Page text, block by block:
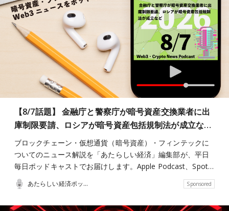
【8/7話題】 金融庁と警察庁が暗号資産交換業者に出
庫制限要請、ロシアが暗号資産包括規制法が成立な…
ブロックチェーン・仮想通貨（暗号資産）・フィンテックに
ついてのニュース解説を「あたらしい経済」編集部が、平日
毎日ポッドキャストでお届けします。Apple Podcast、Spot…
あたらしい経済ポッドキャスト Sponsored